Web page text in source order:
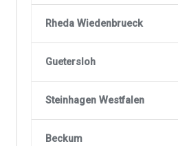
Rheda Wiedenbrueck
Guetersloh
Steinhagen Westfalen
Beckum